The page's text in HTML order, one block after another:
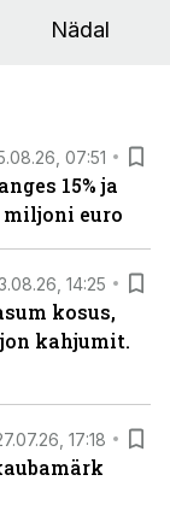
Nädal
07:51
15% ja
miljoni euro
14:25
kosus,
kahjumit.
17:18